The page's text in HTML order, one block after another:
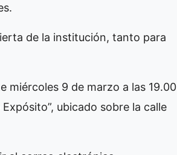
de la institución, tanto para
miércoles 9 de marzo a las 19.00
ubicado sobre la calle